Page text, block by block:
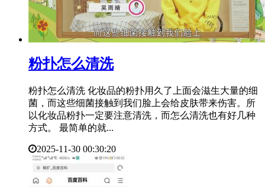
​粉扑怎么清洗
粉扑怎么清洗 化妆品的粉扑用久了上面会滋生大量的细
菌，而这些细菌接触到我们脸上会给皮肤带来伤害。所
以化妆品粉扑一定要注意清洗，而怎么清洗也有好几种
方式。 最简单的就...
2025-11-30 00:30:20